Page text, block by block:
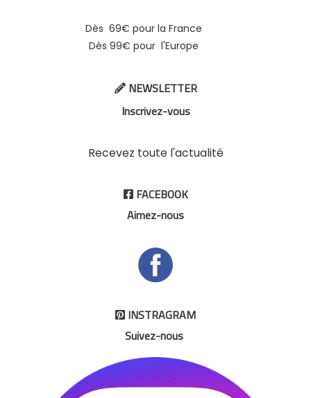
Dès 69€ pour la France
Dès 99€ pour l'Europe
NEWSLETTER
Inscrivez-vous
Recevez toute l'actualité
FACEBOOK
Aimez-nous
 INSTRAGRAM
Suivez-nous